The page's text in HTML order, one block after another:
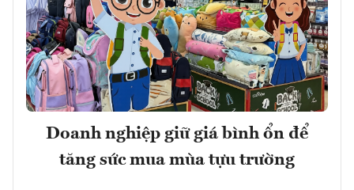
Doanh nghiệp giữ giá bình ổn để
tăng sức mua mùa tựu trường